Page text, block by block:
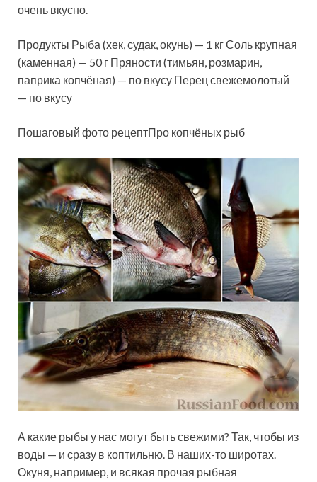
очень вкусно.
Продукты Рыба (хек, судак, окунь) — 1 кг Соль крупная
(каменная) — 50 г Пряности (тимьян, розмарин,
паприка копчёная) — по вкусу Перец свежемолотый
— по вкусу
Пошаговый фото рецептПро копчёных рыб
А какие рыбы у нас могут быть свежими? Так, чтобы из
воды — и сразу в коптильню. В наших-то широтах.
Окуня, например, и всякая прочая рыбная